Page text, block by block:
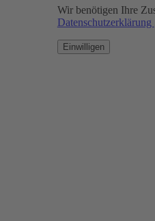
Wir benötigen Ihre
Datenschutzerklärung
Einwilligen